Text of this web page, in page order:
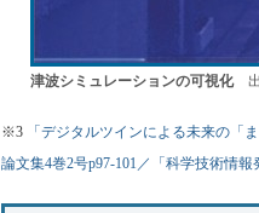
津波シミュレーションの可視化出
※3
「デジタルツインによる未来の
論文集4巻2号p97-101／「科学技術情